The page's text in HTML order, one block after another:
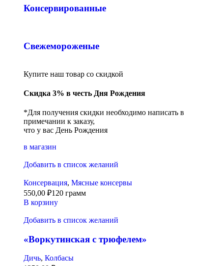
Консервированные
Свежемороженые
Купите наш товар со скидкой
Скидка 3% в честь Дня Рождения
*Для получения скидки необходимо написать в
примечании к заказу,
что у вас День Рождения
в магазин
Добавить в список желаний
Консервация, Мясные консервы
550,00 ₽120 грамм
В корзину
Добавить в список желаний
«Воркутинская с трюфелем»
Дичь, Колбасы